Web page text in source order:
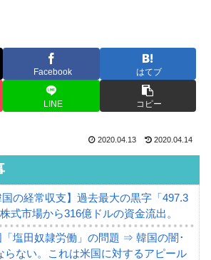
Facebook はてブ
LINE コピー
2020.04.13 2020.04.14
国の経常収支】過去最大の黒字「497.3
式市場から316億ドルの資金流出。
「塩田奴隷労働」の問題 ⇒ 韓国の闇･
らない。これは米国に対するアピール